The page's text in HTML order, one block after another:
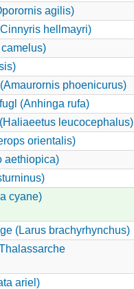
agilis)
hellmayri)
phoenicurus)
(Anhinga rufa)
leucocephalus)
orientalis)
aethiopica)
cyane)
(Larus brachyrhynchus)
ariel)